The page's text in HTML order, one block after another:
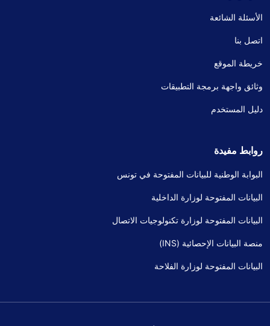
الأسئلة الشائعة
اتصل بنا
خريطة الموقع
وثائق واجهة برمجة التطبيقات
دليل المستخدم
روابط مفيدة
البوابة الوطنية للبيانات المفتوحة في تونس
البيانات المفتوحة لوزارة الداخلية
البيانات المفتوحة لوزارة تكنولوجيات الاتصال
منصة البيانات الإحصائية (INS)
البيانات المفتوحة لوزارة الفلاحة